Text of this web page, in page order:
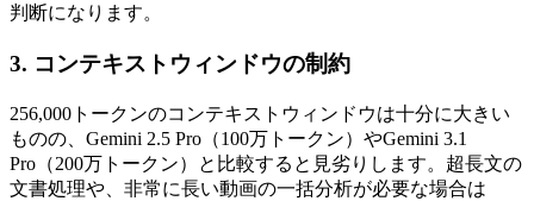
判断になります。
3. コンテキストウィンドウの制約
256,000トークンのコンテキストウィンドウは十分に大きい
ものの、Gemini 2.5 Pro（100万トークン）やGemini 3.1
Pro（200万トークン）と比較すると見劣りします。超長文の
文書処理や、非常に長い動画の一括分析が必要な場合は